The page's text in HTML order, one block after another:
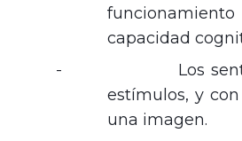
capacidad
-
Los
estímulos, y
una imagen.